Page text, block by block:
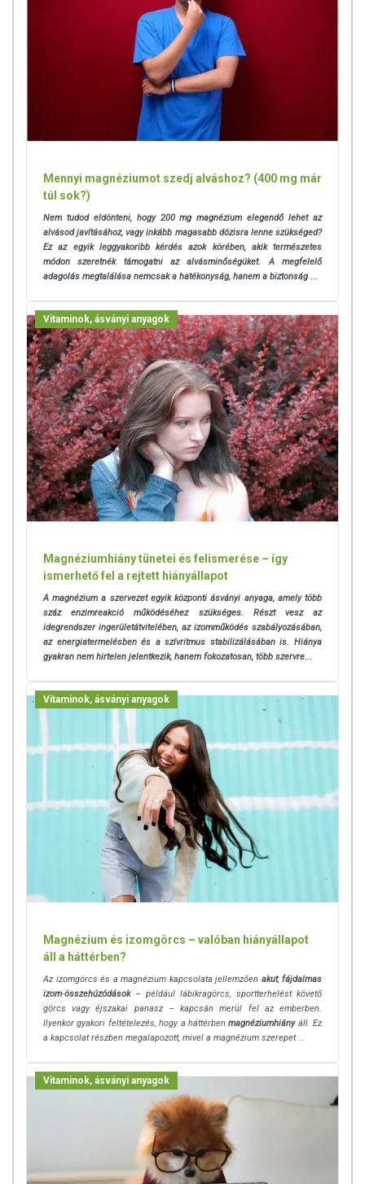
Mennyi magnéziumot szedj alváshoz? (400 mg már
túl sok?)
Nem tudod eldönteni, hogy 200 mg magnézium elegendő lehet az
alvásod javításához, vagy inkább magasabb dózisra lenne szükséged?
Ez az egyik leggyakoribb kérdés azok körében, akik természetes
módon szeretnék támogatni az alvásminőségüket. A megfelelő
adagolás megtalálása nemcsak a hatékonyság, hanem a biztonság ...
Vitaminok, ásványi anyagok
Magnéziumhiány tünetei és felismerése – így
ismerhető fel a rejtett hiányállapot
A magnézium a szervezet egyik központi ásványi anyaga, amely több
száz enzimreakció működéséhez szükséges. Részt vesz az
idegrendszer ingerületátvitelében, az izomműködés szabályozásában,
az energiatermelésben és a szívritmus stabilizálásában is. Hiánya
gyakran nem hirtelen jelentkezik, hanem fokozatosan, több szervre...
Vitaminok, ásványi anyagok
Magnézium és izomgörcs – valóban hiányállapot
áll a háttérben?
Az izomgörcs és a magnézium kapcsolata jellemzően akut, fájdalmas
izom-összehúzódások – például lábikragörcs, sportterhelést követő
görcs vagy éjszakai panasz – kapcsán merül fel az emberben.
Ilyenkor gyakori feltételezés, hogy a háttérbenmagnéziumhiány áll. Ez
a kapcsolat részben megalapozott, mivel a magnézium szerepet ...
Vitaminok, ásványi anyagok